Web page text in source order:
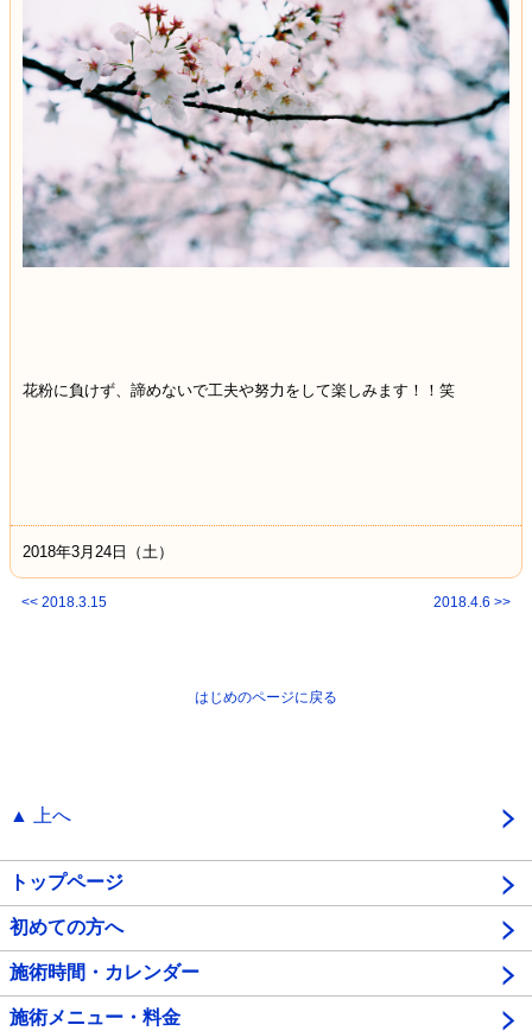
花粉に負けず、諦めないで工夫や努力をして楽しみます！！笑
2018年3月24日（土）
<< 2018.3.15 2018.4.6 >>
はじめのページに戻る
▲ 上へ
トップページ
初めての方へ
施術時間・カレンダー
施術メニュー・料金